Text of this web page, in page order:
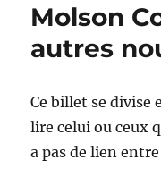
Molson
autres
Ce billet se divise
lire celui ou ceux
a pas de lien